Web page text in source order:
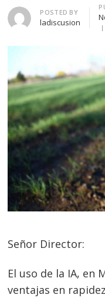
Author
POSTED BY
ladiscusion
Señor Director:
El uso de la IA, en
ventajas en